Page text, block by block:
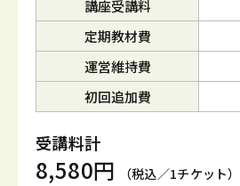
講座受講料
定期教材費
運営維持費
初回追加費
受講料計
8,580円
（税込／1チケット）